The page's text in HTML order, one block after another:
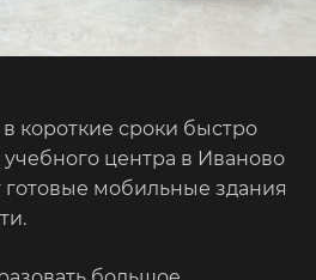
короткие сроки быстро
центра в Иваново
готовые мобильные здания